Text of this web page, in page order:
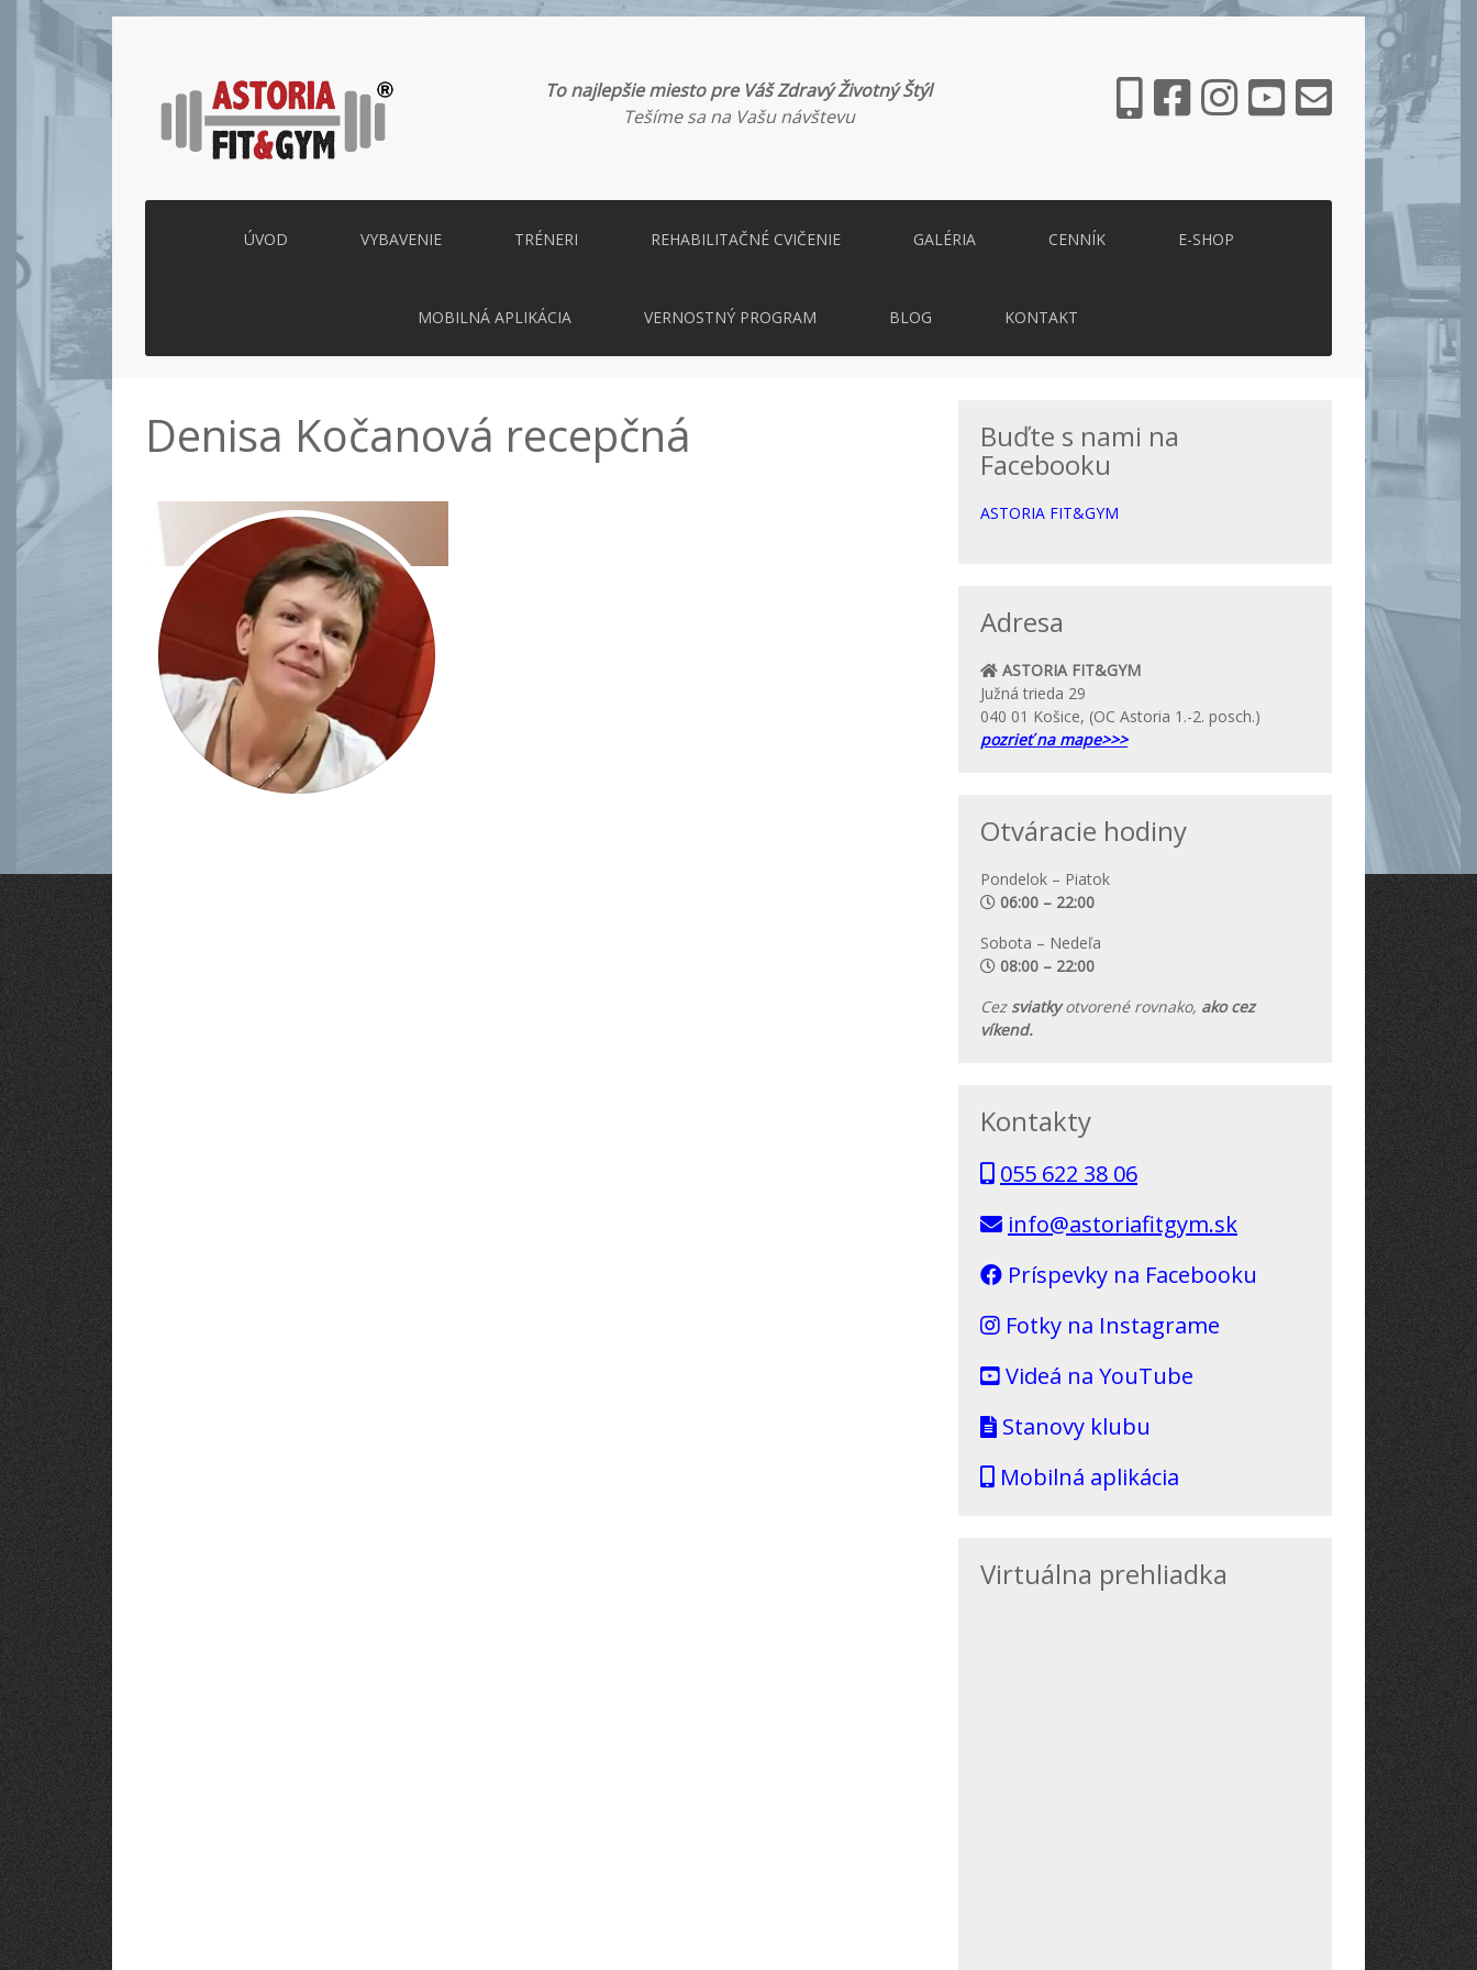
To najlepšie miesto pre Váš Zdravý Životný Štýl
Tešíme sa na Vašu návštevu
ÚVOD VYBAVENIE TRÉNERI REHABILITAČNÉ CVIČENIE GALÉRIA CENNÍK E-SHOP
MOBILNÁ APLIKÁCIA VERNOSTNÝ PROGRAM BLOG KONTAKT
Denisa Kočanová recepčná Buďte s nami na
Facebooku
ASTORIA FIT&GYM
Adresa
ASTORIA FIT&GYM
Južná trieda 29
040 01 Košice, (OC Astoria 1.-2. posch.)
pozrieť na mape>>>
Otváracie hodiny
Pondelok – Piatok
06:00 – 22:00
Sobota – Nedeľa
08:00 – 22:00
Cez sviatkyotvorené rovnako, ako cez
víkend.
Kontakty
055 622 38 06
info@astoriafitgym.sk
Príspevky na Facebooku
Fotky na Instagrame
Videá na YouTube
Stanovy klubu
Mobilná aplikácia
Virtuálna prehliadka